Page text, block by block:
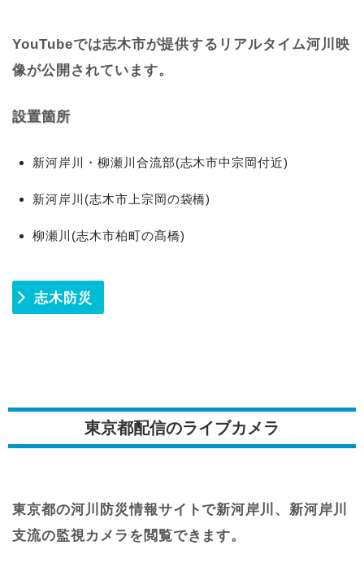
YouTubeでは志木市が提供するリアルタイム河川映
像が公開されています。
設置箇所
新河岸川・柳瀬川合流部(志木市中宗岡付近)
新河岸川(志木市上宗岡の袋橋)
柳瀬川(志木市柏町の髙橋)
志木防災
東京都配信のライブカメラ
東京都の河川防災情報サイトで新河岸川、新河岸川
支流の監視カメラを閲覧できます。